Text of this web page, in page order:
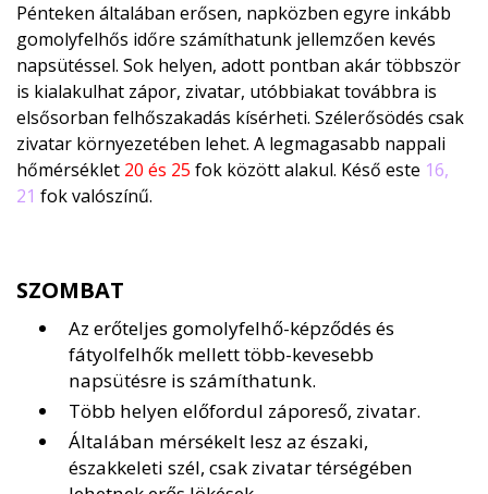
Pénteken általában erősen, napközben egyre inkább
gomolyfelhős időre számíthatunk jellemzően kevés
napsütéssel. Sok helyen, adott pontban akár többször
is kialakulhat zápor, zivatar, utóbbiakat továbbra is
elsősorban felhőszakadás kísérheti. Szélerősödés csak
zivatar környezetében lehet. A legmagasabb nappali
hőmérséklet 20 és 25 fok között alakul. Késő este 16,
21 fok valószínű.
SZOMBAT
Az erőteljes gomolyfelhő-képződés és
fátyolfelhők mellett több-kevesebb
napsütésre is számíthatunk.
Több helyen előfordul záporeső, zivatar.
Általában mérsékelt lesz az északi,
északkeleti szél, csak zivatar térségében